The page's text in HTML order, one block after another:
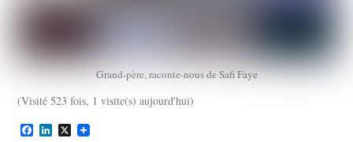
Grand-père, raconte-nous de Safi Faye
(Visité 523 fois, 1 visite(s) aujourd'hui)
F L X